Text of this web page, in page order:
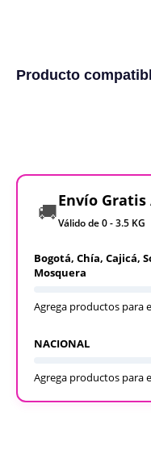
Producto
🚚 Envío Gratis
Válido de 0 - 3.5 KG
Bogotá, Chía, Cajicá,
Mosquera
Agrega productos para
NACIONAL
Agrega productos para